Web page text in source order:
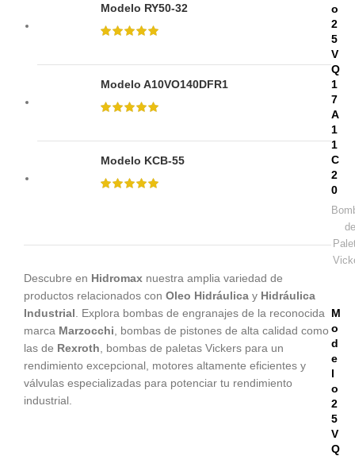
Modelo RY50-32
Modelo A10VO140DFR1
Modelo KCB-55
Descubre en Hidromax nuestra amplia variedad de
productos relacionados conOleo Hidráulica y Hidráulica
Industrial . Explora bombas de engranajes de la reconocida
marca Marzocchi , bombas de pistones de alta calidad como
las de Rexroth , bombas de paletas Vickers para un
rendimiento excepcional, motores altamente eficientes y
válvulas especializadas para potenciar tu rendimiento
industrial.
o
2
5
V
Q
1
7
A
1
1
C
2
0
de
M
o
d
e
l
o
2
5
V
Q